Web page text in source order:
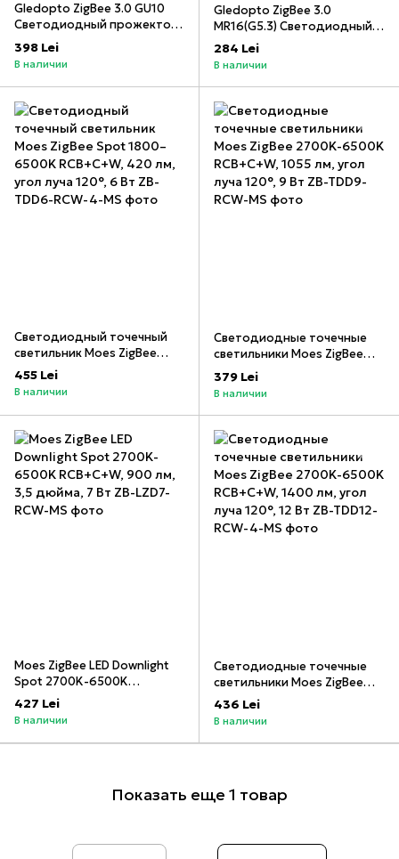
Gledopto ZigBee 3.0 GU10
Светодиодный прожектор
RGB+CCT 5 Вт (Угол луча 30°,
450лм, индекс
цветопередачи >80) (GL-S-
006P)
398 Lei
В наличии
Gledopto ZigBee 3.0
MR16(G5.3) Светодиодный
прожектор RGB+CCT 5 Вт
(угол луча 30°, 500 лм,
(GL-S-014P)
284 Lei
В наличии
Светодиодный точечный
светильник Moes ZigBee
Spot 1800–6500K RCB+C+W,
420 лм, угол луча 120°, 6 Вт
455 Lei
В наличии
Светодиодные точечные
светильники Moes ZigBee
2700K-6500K RCB+C+W,
1055 лм, угол луча 120°, 9 Вт
379 Lei
В наличии
Moes ZigBee LED Downlight
Spot 2700K-6500K
RCB+C+W, 900 лм, 3,5
дюйма, 7 Вт
427 Lei
В наличии
Светодиодные точечные
светильники Moes ZigBee
2700K-6500K RCB+C+W,
1400 лм, угол луча 120°, 12
436 Lei
В наличии
Показать еще 1 товар